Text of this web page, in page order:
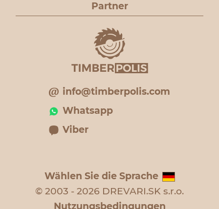
Partner
info@timberpolis.com
Whatsapp
Viber
Wählen Sie die Sprache
© 2003 - 2026 DREVARI.SK s.r.o.
Nutzungsbedingungen